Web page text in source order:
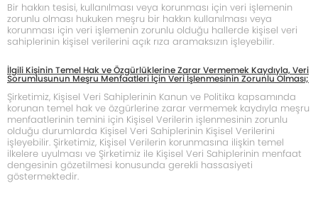
Bir hakkın tesisi, kullanılması veya korunması için veri işlemenin
zorunlu olması hukuken meşru bir hakkın kullanılması veya
korunması için veri işlemenin zorunlu olduğu hallerde kişisel veri
sahiplerinin kişisel verilerini açık rıza aramaksızın işleyebilir.
İlgili Kişinin Temel Hak ve Özgürlüklerine Zarar Vermemek Kaydıyla, Veri
Sorumlusunun Meşru Menfaatleri İçin Veri İşlenmesinin Zorunlu Olması;
Şirketimiz, Kişisel Veri Sahiplerinin Kanun ve Politika kapsamında
korunan temel hak ve özgürlerine zarar vermemek kaydıyla meşru
menfaatlerinin temini için Kişisel Verilerin işlenmesinin zorunlu
olduğu durumlarda Kişisel Veri Sahiplerinin Kişisel Verilerini
işleyebilir. Şirketimiz, Kişisel Verilerin korunmasına ilişkin temel
ilkelere uyulması ve Şirketimiz ile Kişisel Veri Sahiplerinin menfaat
dengesinin gözetilmesi konusunda gerekli hassasiyeti
göstermektedir.